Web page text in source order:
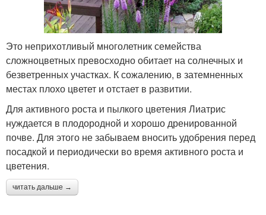
Это неприхотливый многолетник семейства
сложноцветных превосходно обитает на солнечных и
безветренных участках. К сожалению, в затемненных
местах плохо цветет и отстает в развитии.
Для активного роста и пылкого цветения Лиатрис
нуждается в плодородной и хорошо дренированной
почве. Для этого не забываем вносить удобрения перед
посадкой и периодически во время активного роста и
цветения.
читать дальше →